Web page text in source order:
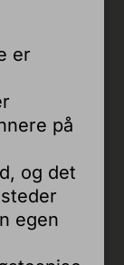
er
på
og det
egen